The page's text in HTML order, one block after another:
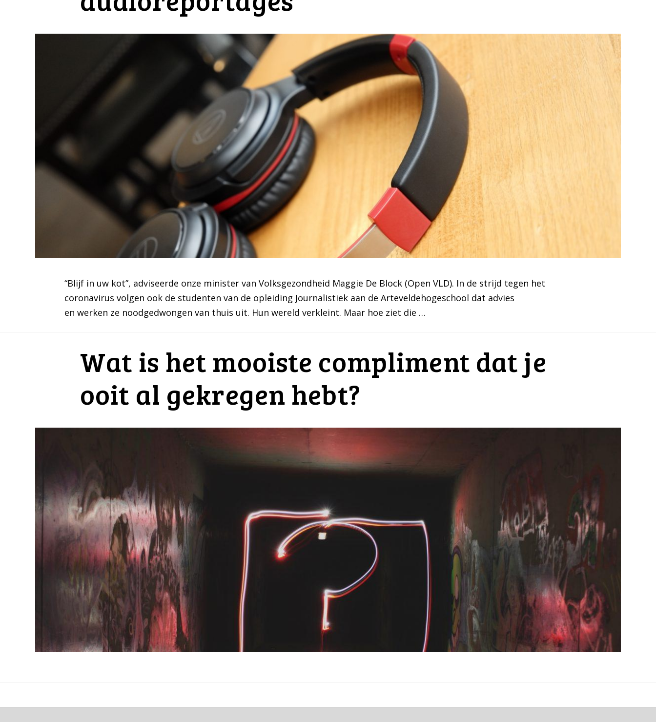
“Blijf in uw kot”, adviseerde onze minister van Volksgezondheid Maggie De Block (Open VLD). In de strijd tegen het
coronavirus volgen ook de studenten van de opleiding Journalistiek aan de Arteveldehogeschool dat advies
en werken ze noodgedwongen van thuis uit. Hun wereld verkleint. Maar hoe ziet die …
Wat is het mooiste compliment dat je
ooit al gekregen hebt?